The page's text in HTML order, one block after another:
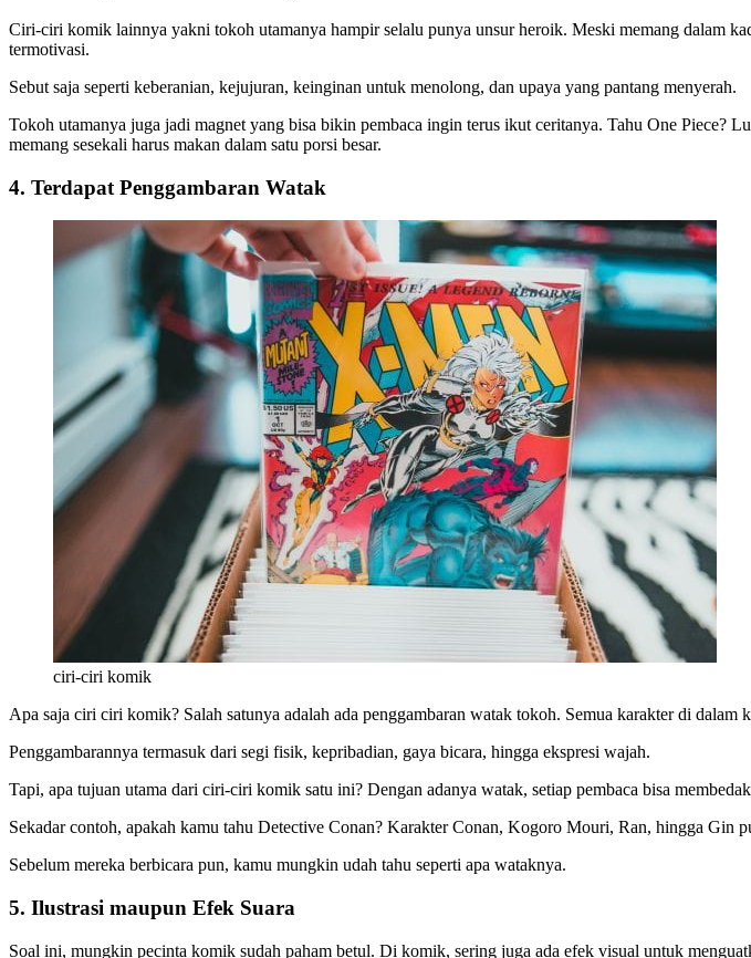
Ciri-ciri komik lainnya yakni tokoh utamanya hampir selalu punya unsur heroik. Meski memang dalam
termotivasi.
Sebut saja seperti keberanian, kejujuran, keinginan untuk menolong, dan upaya yang pantang menyerah.
Tokoh utamanya juga jadi magnet yang bisa bikin pembaca ingin terus ikut ceritanya. Tahu One Piece?
memang sesekali harus makan dalam satu porsi besar.
4. Terdapat Penggambaran Watak
ciri-ciri komik
Apa saja ciri ciri komik? Salah satunya adalah ada penggambaran watak tokoh. Semua karakter di
Penggambarannya termasuk dari segi fisik, kepribadian, gaya bicara, hingga ekspresi wajah.
Tapi, apa tujuan utama dari ciri-ciri komik satu ini? Dengan adanya watak, setiap pembaca bisa
Sekadar contoh, apakah kamu tahu Detective Conan? Karakter Conan, Kogoro Mouri, Ran, hingga Gin
Sebelum mereka berbicara pun, kamu mungkin udah tahu seperti apa wataknya.
5. Ilustrasi maupun Efek Suara
Soal ini, mungkin pecinta komik sudah paham betul. Di komik, sering juga ada efek visual untuk